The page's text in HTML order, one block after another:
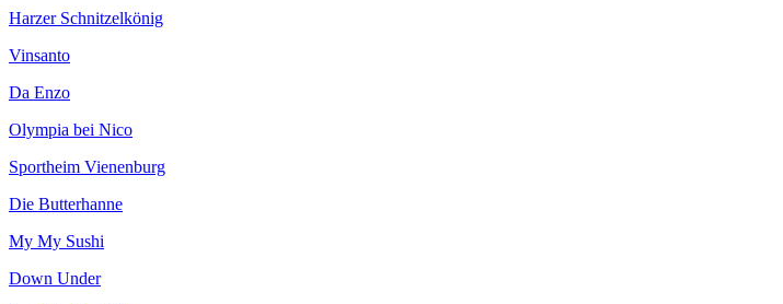
Harzer Schnitzelkönig
Vinsanto
Da Enzo
Olympia bei Nico
Sportheim Vienenburg
Die Butterhanne
My My Sushi
Down Under